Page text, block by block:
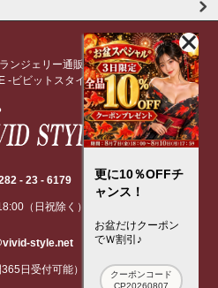
ンジェリー通販
-ビビットスタイル-
- 23 - 6179
（日祝除く）
style.net
365日受付可能）
更に10％OFFチ
ャンス！
お盆だけクーポン
でＷ割引♪
クーポンコード
CP20260807